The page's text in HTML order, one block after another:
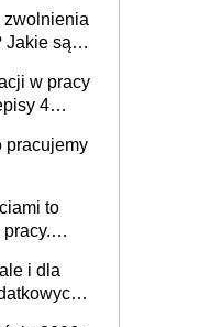
zwolnienia
Jakie są
w pracy
4
pracujemy
to
po
i dla